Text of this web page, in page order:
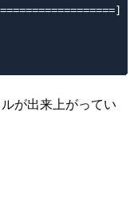
が出来上がってい